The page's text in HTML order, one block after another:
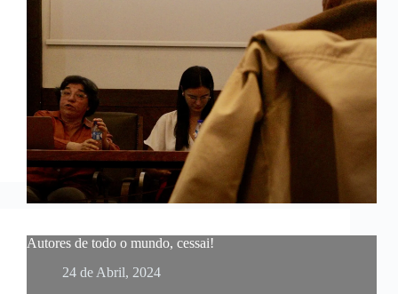
Autores de todo o mundo, cessai!
24 de Abril, 2024